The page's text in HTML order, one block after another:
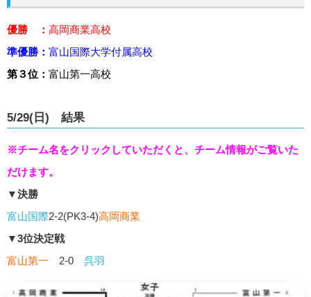
優勝 ： 高岡商業高校
準優勝： 富山国際大学付属高校
第３位： 富山第一高校
5/29(日) 結果
※チーム名をクリックしていただくと、チーム情報がご覧いた
だけます。
▼決勝
富山国際2-2(PK3-4)高岡商業
▼3位決定戦
富山第一 2-0 呉羽